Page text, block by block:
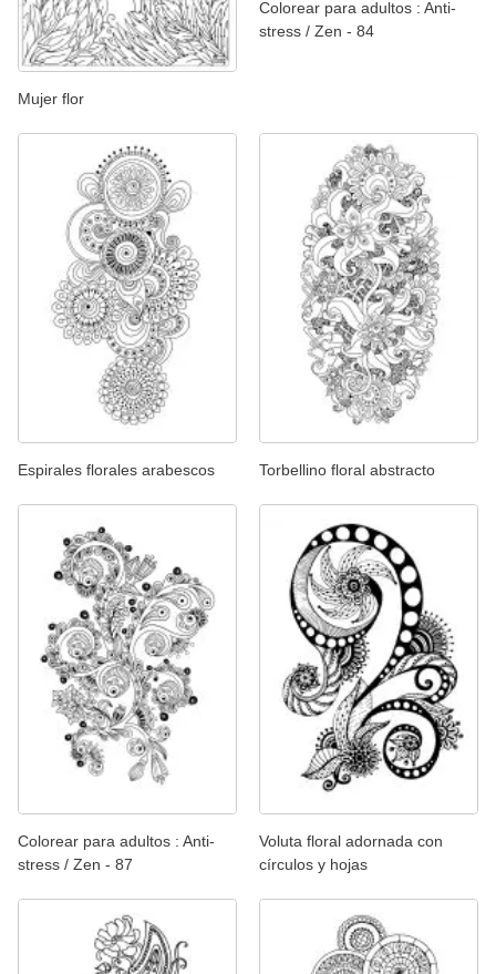
Mujer flor
Colorear para adultos : Anti-
stress / Zen - 84
Espirales florales arabescos Torbellino floral abstracto
Colorear para adultos : Anti-
stress / Zen - 87
Voluta floral adornada con
círculos y hojas